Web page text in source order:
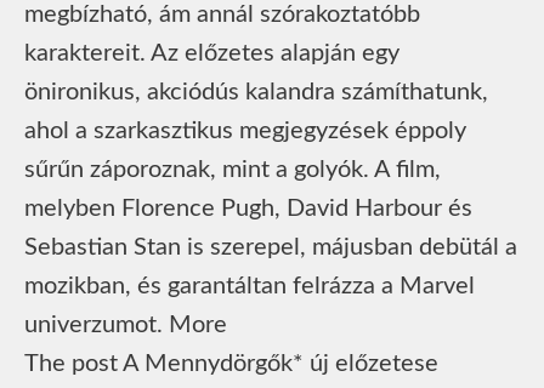
megbízható, ám annál szórakoztatóbb
karaktereit. Az előzetes alapján egy
önironikus, akciódús kalandra számíthatunk,
ahol a szarkasztikus megjegyzések éppoly
sűrűn záporoznak, mint a golyók. A film,
melyben Florence Pugh, David Harbour és
Sebastian Stan is szerepel, májusban debütál a
mozikban, és garantáltan felrázza a Marvel
univerzumot. More
The post A Mennydörgők* új előzetese